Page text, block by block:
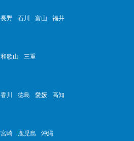
長野 石川 富山 福井
和歌山 三重
香川 徳島 愛媛 高知
宮崎 鹿児島 沖縄